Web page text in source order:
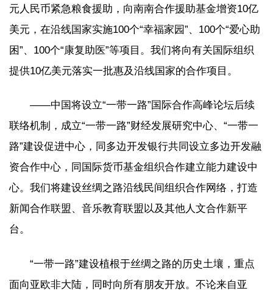
元人民币紧急粮食援助，向南南合作援助基金增资10亿
美元，在沿线国家实施100个“幸福家园”、100个“爱心助
困”、100个“康复助医”等项目。我们将向有关国际组织
提供10亿美元落实一批惠及沿线国家的合作项目。
——中国将设立“一带一路”国际合作高峰论坛后续
联络机制，成立“一带一路”财经发展研究中心、“一带一
路”建设促进中心，同多边开发银行共同设立多边开发融
资合作中心，同国际货币基金组织合作建立能力建设中
心。我们将建设丝绸之路沿线民间组织合作网络，打造
新闻合作联盟、音乐教育联盟以及其他人文合作新平
台。
“一带一路”建设植根于丝绸之路的历史土壤，重点
面向亚欧非大陆，同时向所有朋友开放。不论来自亚